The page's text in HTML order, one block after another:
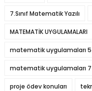
7.Sınıf Matematik Yazılı
MATEMATİK UYGULAMALARI
matematik uygulamaları 5
matematik uygulamaları 7
proje ödev konuları